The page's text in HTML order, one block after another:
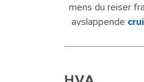
mens du reiser
avslappende